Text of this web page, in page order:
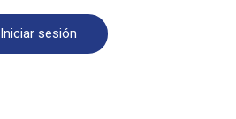
Iniciar sesión